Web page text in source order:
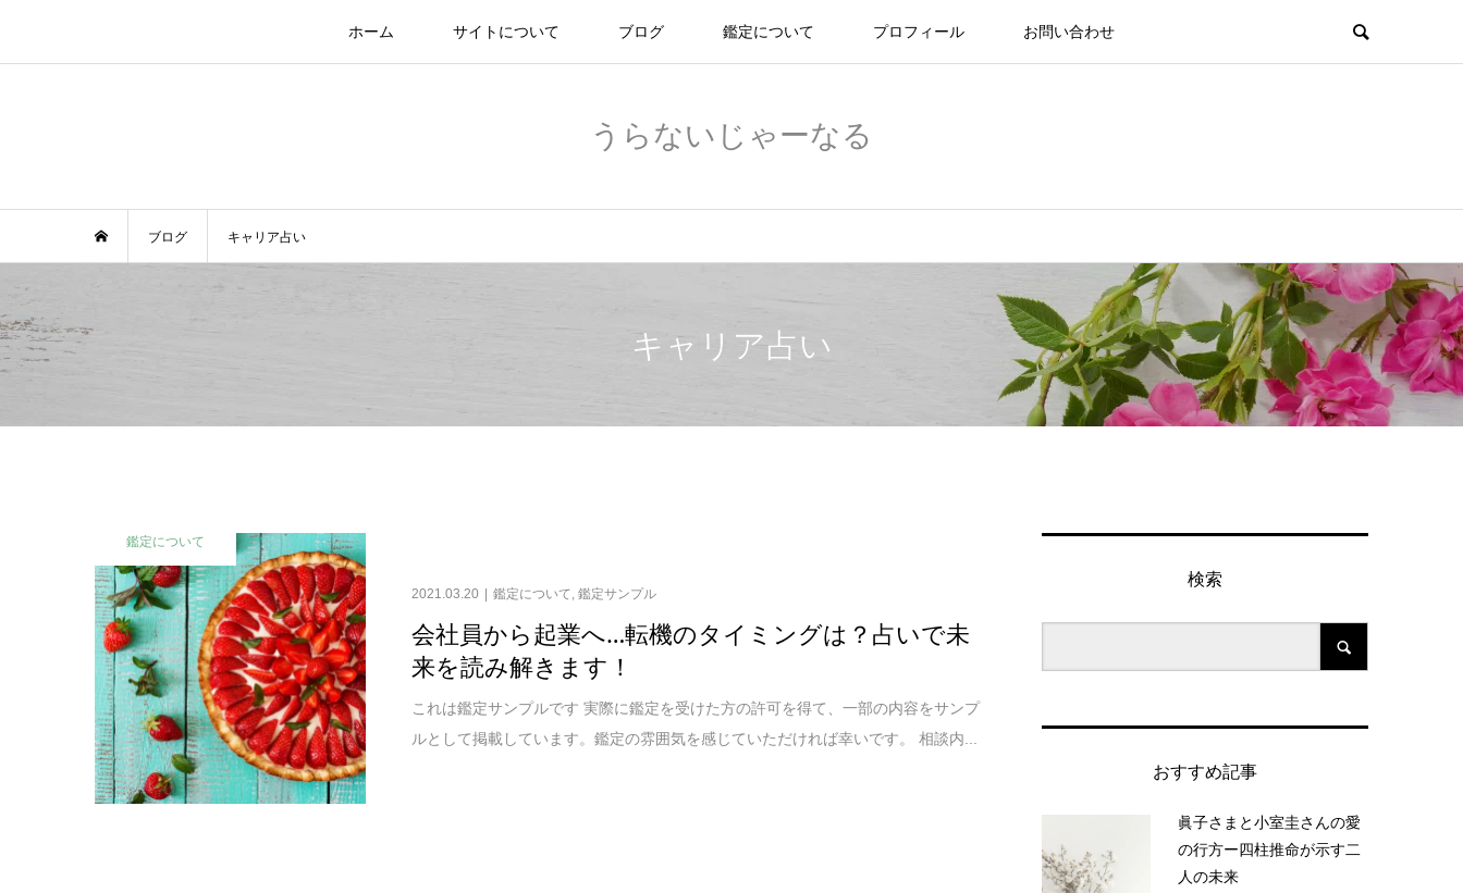
ホーム サイトについて ブログ 鑑定について プロフィール お問い合わせ
うらないじゃーなる
ブログ キャリア占い
キャリア占い
鑑定について
2021.03.20 鑑定について,鑑定サンプル
会社員から起業へ…転機のタイミングは？占いで未
来を読み解きます！
これは鑑定サンプルです 実際に鑑定を受けた方の許可を得て、一部の内容をサンプ
ルとして掲載しています。鑑定の雰囲気を感じていただければ幸いです。 相談内...
検索
おすすめ記事
眞子さまと小室圭さんの愛
の行方ー四柱推命が示す二
人の未来